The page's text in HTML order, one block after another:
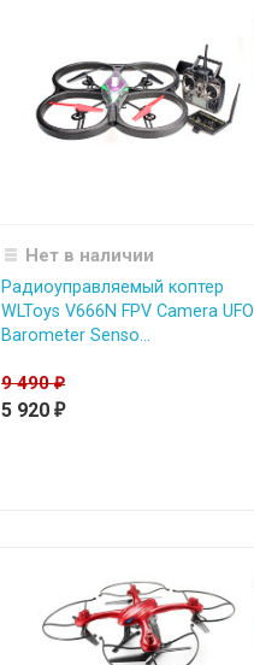
Нет в наличии
Радиоуправляемый коптер
WLToys V666N FPV Camera UFO
Barometer Senso...
9 490₽
5 920₽